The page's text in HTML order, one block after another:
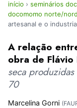
início › seminários
docomomo norte/
artesanal e o
A relação
obra de Flávio
seca
70
Marcelina Gorni